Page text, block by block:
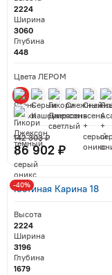
2224
Ширина
3060
Глубина
448
Цвета ЛЕРОМ
86 902 ₽
142 303 ₽
Гостиная Карина 18
Высота
2224
Ширина
3196
Глубина
1679
-40%